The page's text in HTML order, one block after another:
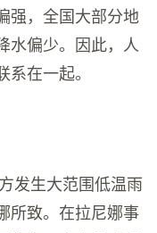
强，全国大部分地
水偏少。因此，人
在一起。
发生大范围低温雨
所致。在拉尼娜事